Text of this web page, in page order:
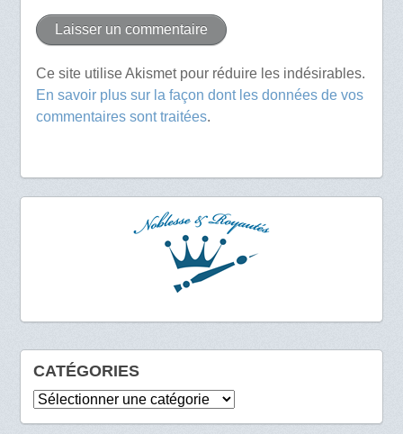
Ce site utilise Akismet pour réduire les indésirables.
En savoir plus sur la façon dont les données de vos
commentaires sont traitées.
CATÉGORIES
Catégories